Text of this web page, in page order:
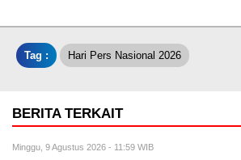
Tag : Hari Pers Nasional 2026
BERITA TERKAIT
Minggu, 9 Agustus 2026 - 11:59 WIB